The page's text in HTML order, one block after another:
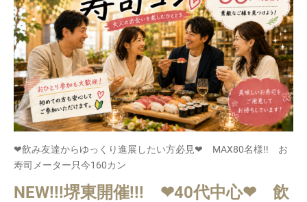
❤飲み友達からゆっくり進展したい方必見❤ MAX80名様!! お
寿司メーター只今160カン
NEW!!!堺東開催!!! ❤40代中心❤ 飲